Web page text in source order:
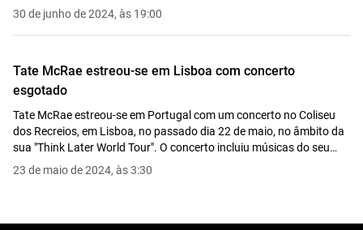
Recreios em maio.
30 de junho de 2024, às 19:00
Tate McRae estreou-se em Lisboa com concerto
esgotado
Tate McRae estreou-se em Portugal com um concerto no Coliseu
dos Recreios, em Lisboa, no passado dia 22 de maio, no âmbito da
sua "Think Later World Tour". O concerto incluiu músicas do seu
novo álbum "Think Later", produzido por Ryan Tedder.
23 de maio de 2024, às 3:30